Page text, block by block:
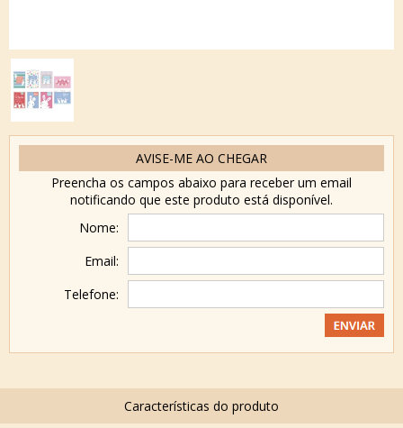
AVISE-ME AO CHEGAR
Preencha os campos abaixo para receber um email
notificando que este produto está disponível.
Nome:
Email:
Telefone: